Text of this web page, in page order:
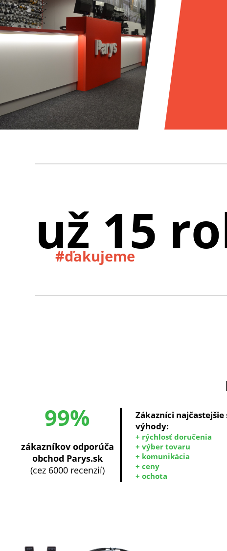
už 15
#ďakujeme
99%
zákazníkov odporúča
obchod Parys.sk
(cez 6000 recenzií)
Zákazníci
výhody:
+ rýchlosť doručenia
+ výber tovaru
+ komunikácia
+ ceny
+ ochota